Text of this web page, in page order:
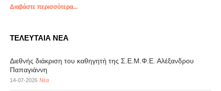
Διαβάστε περισσότερα...
ΤΕΛΕΥΤΑΙΑ ΝΕΑ
Διεθνής διάκριση του καθηγητή της Σ.Ε.Μ.Φ.Ε. Αλέξανδρου
Παπαγιάννη
14-07-2026 Νέα